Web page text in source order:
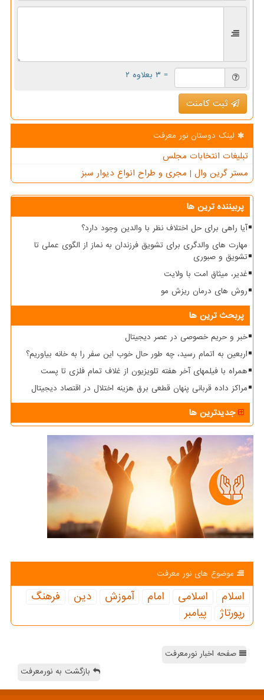
= ۳ بعلاوه ۲
ثبت کامنت
لینک دوستان نور معرفت
تبلیغات انتخابات مجلس
مستر گرین وال | مجری و طراح انواع دیوار سبز
پربیننده ترین ها
آیا راهی برای حل اختلاف نظر با والدین وجود دارد؟
مهارت های والدگری برای تشویق فرزندان به نماز از الگوی عملی تا
تشویق و صبوری
غدیر، میثاق امت با ولایت
روش های درمان ریزش مو
پربحث ترین ها
خبر و حریم خصوصی در عصر دیجیتال
اربعین به اتمام رسید، چه طور حال خوب این سفر را به خانه بیاوریم؟
همراه با فیلمهای آخر هفته تلویزیون از غلاف تمام فلزی تا پست
مراکز داده قربانی پنهان قطعی برق هزینه اختلال در اقتصاد دیجیتال
جدیدترین ها
موضوع های نور معرفت
اسلام اسلامی امام آموزش دین
فرهنگ
رپورتاژ
پیامبر
صفحه اخبار نورمعرفت
بازگشت به نورمعرفت